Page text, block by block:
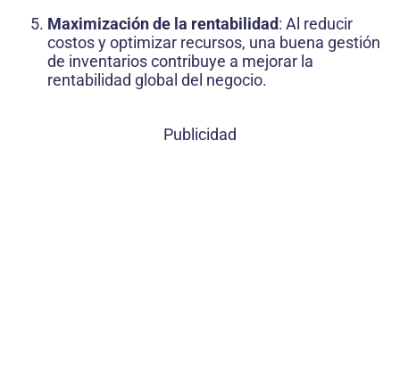
Maximización de la rentabilidad: Al reducir
costos y optimizar recursos, una buena gestión
de inventarios contribuye a mejorar la
rentabilidad global del negocio.
Publicidad